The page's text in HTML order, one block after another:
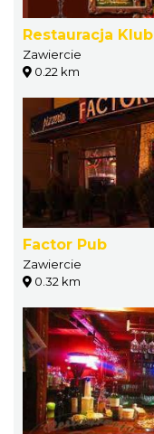
Restauracja
Zawiercie
0.22 km
Factor Pub
Zawiercie
0.32 km